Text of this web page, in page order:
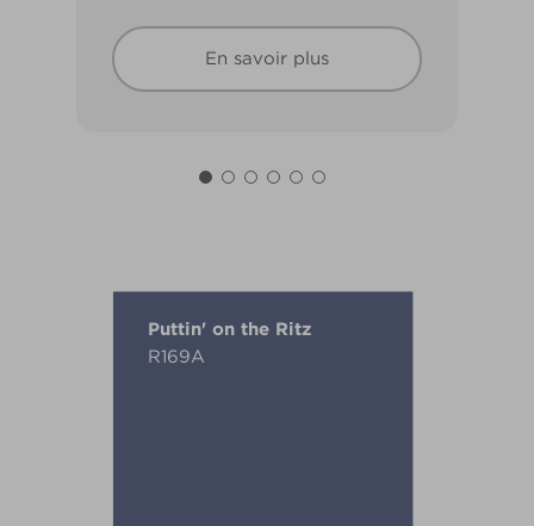
En savoir plus
Puttin' on the Ritz
R169A